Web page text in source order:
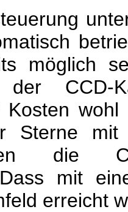
möglich
der
Kosten
Sterne
die
mit
erreicht